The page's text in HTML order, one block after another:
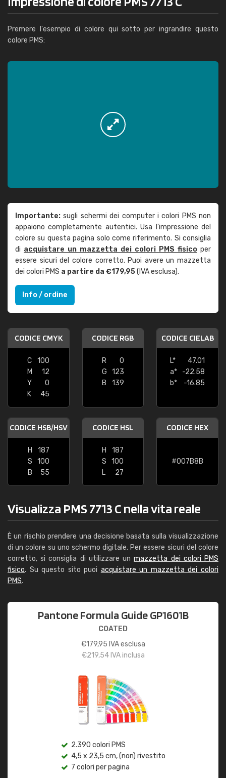
Premere l'esempio di colore qui sotto per ingrandire questo
colore PMS:
Importante: sugli schermi dei computer i colori PMS non
appaiono completamente autentici. Usa l'impressione del
colore su questa pagina solo come riferimento. Si consiglia
di acquistare un mazzetta dei colori PMS fisico per
essere sicuri del colore corretto. Puoi avere un mazzetta
dei colori PMS a partire da €179,95(IVA esclusa).
Info / ordine
CODICE CMYK
C
100
M
12
Y
0
K
45
CODICE RGB
R
0
G
123
B
139
CODICE CIELAB
L*
47.01
a*
-22.58
b*
-16.85
CODICE HSB/HSV
H
187
S
100
B
55
CODICE HSL
H
187
S
100
L
27
CODICE HEX
#007B8B
Visualizza PMS 7713 C nella vita reale
È un rischio prendere una decisione basata sulla visualizzazione
di un colore su uno schermo digitale. Per essere sicuri del colore
corretto, si consiglia di utilizzare unmazzetta dei colori PMS
fisico. Su questo sito puoi acquistare un mazzetta dei colori
PMS.
Pantone Formula Guide GP1601B
COATED
€179,95 IVA esclusa
€219,54IVA inclusa
2.390 colori PMS
4,5 x 23,5 cm, (non) rivestito
7 colori per pagina